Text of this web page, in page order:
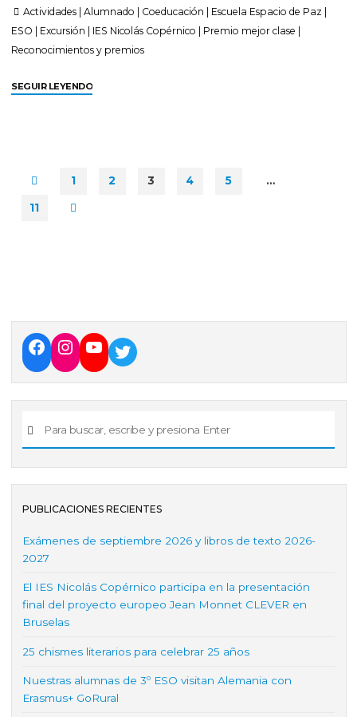
Actividades |Alumnado Coeducación Escuela Espacio de Paz
ESO
Excursión IES Nicolás Copérnico Premio mejor clase
Reconocimientos y premios
SEGUIR LEYENDO
1 2 3 4 5 …
11
PUBLICACIONES RECIENTES
Exámenes de septiembre 2026 y libros de texto 2026-
2027
El IES Nicolás Copérnico participa en la presentación
final del proyecto europeo Jean Monnet CLEVER en
Bruselas
25 chismes literarios para celebrar 25 años
Nuestras alumnas de 3º ESO visitan Alemania con
Erasmus+ GoRural